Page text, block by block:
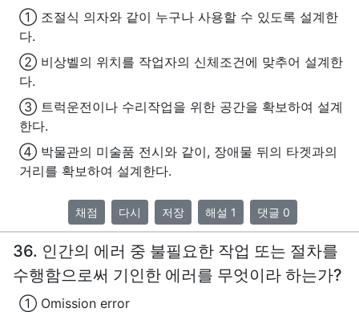
① 조절식 의자와 같이 누구나 사용할 수 있도록 설계한
다.
② 비상벨의 위치를 작업자의 신체조건에 맞추어 설계한
다.
③ 트럭운전이나 수리작업을 위한 공간을 확보하여 설계
한다.
④ 박물관의 미술품 전시와 같이, 장애물 뒤의 타겟과의
거리를 확보하여 설계한다.
채점 다시 저장 해설 1 댓글 0
36. 인간의 에러 중 불필요한 작업 또는 절차를
수행함으로써 기인한 에러를 무엇이라 하는가?
① Omission error